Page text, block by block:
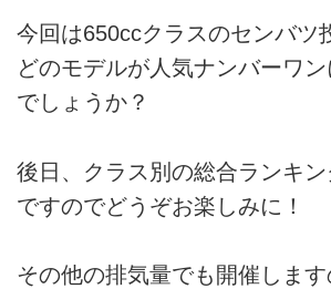
今回は650ccクラスのセンバツ
どのモデルが人気ナンバーワ
でしょうか？
後日、クラス別の総合ランキ
ですのでどうぞお楽しみに！
その他の排気量でも開催しま